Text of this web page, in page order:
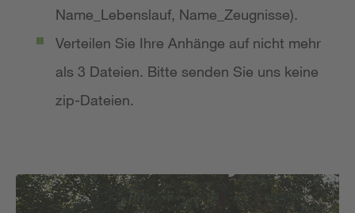
Name_Lebenslauf, Name_Zeugnisse).
Verteilen Sie Ihre Anhänge auf nicht mehr
als 3 Dateien. Bitte senden Sie uns keine
zip-Dateien.